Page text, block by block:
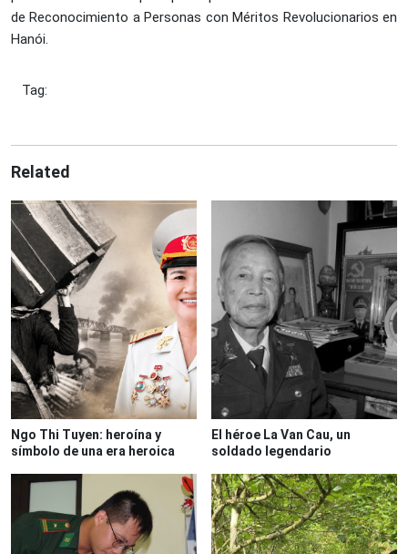
de Reconocimiento a Personas con Méritos Revolucionarios en
Hanói.
Tag:
Related
Ngo Thi Tuyen: heroína y
símbolo de una era heroica
El héroe La Van Cau, un
soldado legendario